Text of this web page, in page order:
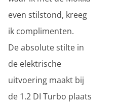
even stilstond, kreeg
ik complimenten.
De absolute stilte in
de elektrische
uitvoering maakt bij
de 1.2 DI Turbo plaats